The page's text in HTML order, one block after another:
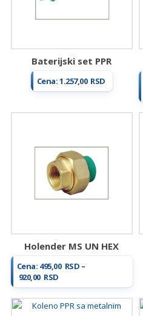
baterija,
grejnih
sistema
Baterijski set PPR
Cena:1.257,00 RSD
Holender MS UN HEX
Cena: 495,00 RSD –
920,00 RSD
Raspon
cena:
od
495,00 RSD